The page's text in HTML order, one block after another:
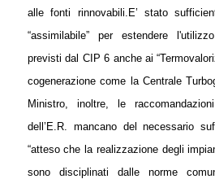
alle fonti rinnovabili. E’ stato
“assimilabile” per estendere
previsti dal CIP 6 anche ai
cogenerazione come la Centrale
Ministro, inoltre, le
dell’E.R. mancano del necessario
“atteso che la realizzazione degli
sono disciplinati dalle norme